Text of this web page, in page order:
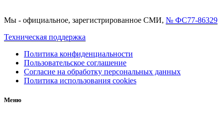
Мы - официальное, зарегистрированное СМИ, № ФС77-86329
Техническая поддержка
Политика конфиденциальности
Пользовательское соглашение
Согласие на обработку персональных данных
Политика использования cookies
Меню